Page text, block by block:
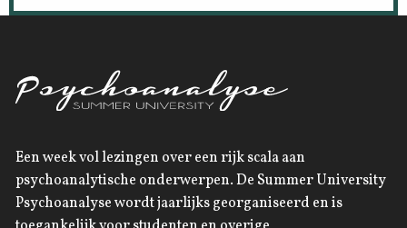
Een week vol lezingen over een rijk scala aan
psychoanalytische onderwerpen. De Summer University
Psychoanalyse wordt jaarlijks georganiseerd en is